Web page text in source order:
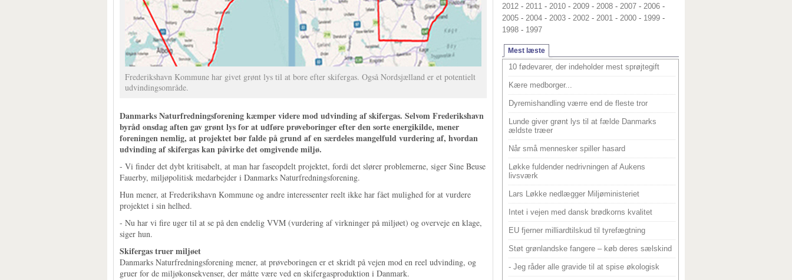
Frederikshavn Kommune har givet grønt lys til at bore efter skifergas. Også Nordsjælland er et potentielt
udvindingsområde.
Danmarks Naturfredningsforening kæmper videre mod udvinding af skifergas. Selvom Frederikshavn
byråd onsdag aften gav grønt lys for at udføre prøveboringer efter den sorte energikilde, mener
foreningen nemlig, at projektet bør falde på grund af en særdeles mangelfuld vurdering af, hvordan
udvinding af skifergas kan påvirke det omgivende miljø.
- Vi finder det dybt kritisabelt, at man har faseopdelt projektet, fordi det slører problemerne, siger Sine Beuse
Fauerby, miljøpolitisk medarbejder i Danmarks Naturfredningsforening.
Hun mener, at Frederikshavn Kommune og andre interessenter reelt ikke har fået mulighed for at vurdere
projektet i sin helhed.
- Nu har vi fire uger til at se på den endelig VVM (vurdering af virkninger på miljøet) og overveje en klage,
siger hun.
Skifergas truer miljøet
Danmarks Naturfredningsforening mener, at prøveboringen er et skridt på vejen mod en reel udvinding, og
gruer for de miljøkonsekvenser, der måtte være ved en skifergasproduktion i Danmark.
2012 - 2011 - 2010 - 2009 - 2008 - 2007 - 2006 -
2005 - 2004 - 2003 - 2002 - 2001 - 2000 - 1999 -
1998 - 1997
Mest læste
10 fødevarer, der indeholder mest sprøjtegift
Kære medborger...
Dyremishandling værre end de fleste tror
Lunde giver grønt lys til at fælde Danmarks
ældste træer
Når små mennesker spiller hasard
Løkke fuldender nedrivningen af Aukens
livsværk
Lars Løkke nedlægger Miljøministeriet
Intet i vejen med dansk brødkorns kvalitet
EU fjerner milliardtilskud til tyrefægtning
Støt grønlandske fangere – køb deres sælskind
- Jeg råder alle gravide til at spise økologisk